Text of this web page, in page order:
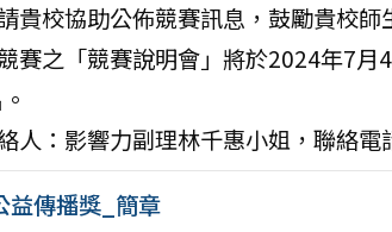
校協助公佈競賽訊息，鼓勵貴校師
之「競賽說明會」將於2024年7月
：影響力副理林千惠小姐，聯絡電
益傳播獎_簡章